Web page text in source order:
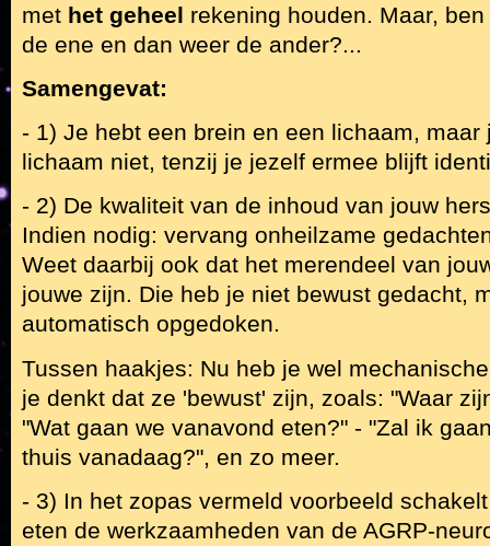
met het geheel rekening houden. Maar,
de ene en dan weer de ander?...
Samengevat:
- 1) Je hebt een brein en een lichaam,
lichaam niet, tenzij je jezelf ermee blijft
- 2) De kwaliteit van de inhoud van jouw
Indien nodig: vervang onheilzame
Weet daarbij ook dat het merendeel van
jouwe zijn. Die heb je niet bewust gedacht,
automatisch opgedoken.
Tussen haakjes: Nu heb je wel
je denkt dat ze 'bewust' zijn, zoals: "Waar
"Wat gaan we vanavond eten?" - "Zal ik
thuis vanadaag?", en zo meer.
- 3) In het zopas vermeld voorbeeld
eten de werkzaamheden van de AGRP-